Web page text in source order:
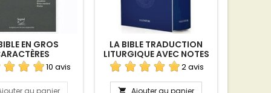
EN GROS
10 avis
au panier
LA BIBLE TRADUCTION
LITURGIQUE AVEC NOTES
EXPLICATIVES2 avis
 Ajouter au panier